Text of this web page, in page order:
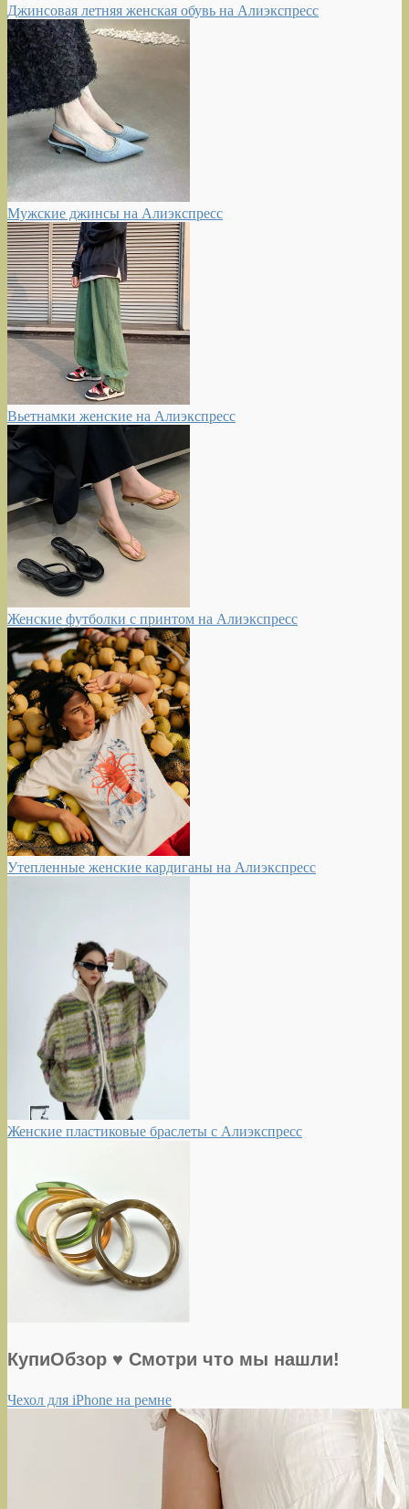
Джинсовая летняя женская обувь на Алиэкспресс
Мужские джинсы на Алиэкспресс
Вьетнамки женские на Алиэкспресс
Женские футболки с принтом на Алиэкспресс
Утепленные женские кардиганы на Алиэкспресс
Женские пластиковые браслеты с Алиэкспресс
КупиОбзор ♥ Смотри что мы нашли!
Чехол для iPhone на ремне